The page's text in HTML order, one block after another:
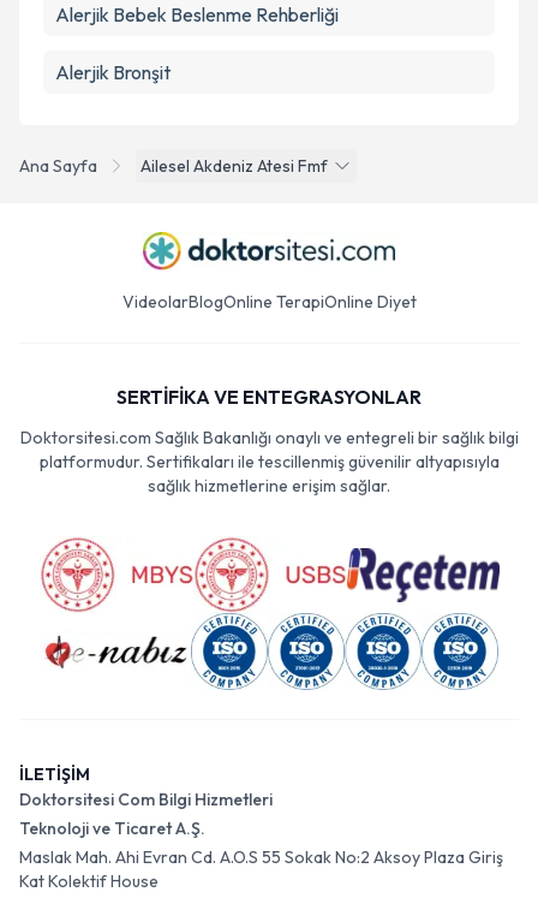
Ana Sayfa Ailesel Akdeniz Atesi Fmf
Alerjik Bebek Beslenme Rehberliği
Alerjik Bronşit
VideolarBlogOnline TerapiOnline Diyet
SERTİFİKA VE ENTEGRASYONLAR
Doktorsitesi.com Sağlık Bakanlığı onaylı ve entegreli bir sağlık bilgi
platformudur. Sertifikaları ile tescillenmiş güvenilir altyapısıyla
sağlık hizmetlerine erişim sağlar.
İLETİŞİM
Doktorsitesi Com Bilgi Hizmetleri
Teknoloji ve Ticaret A.Ş.
Maslak Mah. Ahi Evran Cd. A.O.S 55 Sokak No:2 Aksoy Plaza Giriş
Kat Kolektif House